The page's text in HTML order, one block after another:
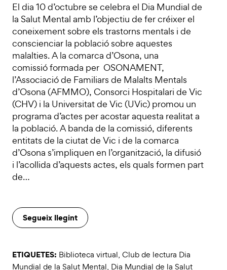
El dia 10 d’octubre se celebra el Dia Mundial de
la Salut Mental amb l’objectiu de fer créixer el
coneixement sobre els trastorns mentals i de
conscienciar la població sobre aquestes
malalties. A la comarca d’Osona, una
comissió formada per OSONAMENT,
l’Associació de Familiars de Malalts Mentals
d’Osona (AFMMO), Consorci Hospitalari de Vic
(CHV) i la Universitat de Vic (UVic) promou un
programa d’actes per acostar aquesta realitat a
la població. A banda de la comissió, diferents
entitats de la ciutat de Vic i de la comarca
d’Osona s’impliquen en l’organització, la difusió
i l’acollida d’aquests actes, els quals formen part
de…
Segueix llegint
ETIQUETES: Biblioteca virtual, Club de lectura Dia
Mundial de la Salut Mental, Dia Mundial de la Salut